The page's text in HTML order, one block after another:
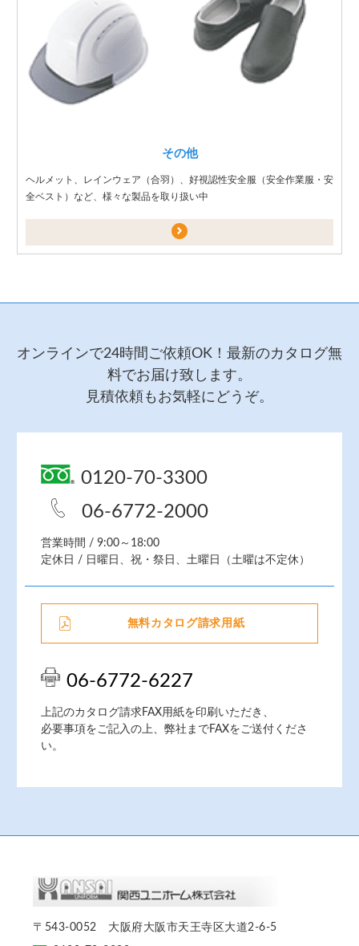
その他
ヘルメット、レインウェア（合羽）、好視認性安全服（安全作業服・安
全ベスト）など、様々な製品を取り扱い中
オンラインで24時間ご依頼OK！最新のカタログ無
料でお届け致します。
見積依頼もお気軽にどうぞ。
0120-70-3300
06-6772-2000
営業時間 / 9:00～18:00
定休日 / 日曜日、祝・祭日、土曜日（土曜は不定休）
無料カタログ請求用紙
06-6772-6227
上記のカタログ請求FAX用紙を印刷いただき、
必要事項をご記入の上、弊社までFAXをご送付くださ
い。
〒543-0052 大阪府大阪市天王寺区大道2-6-5